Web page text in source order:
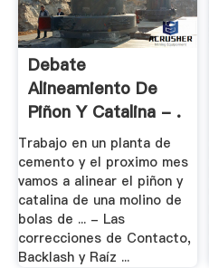
Debate
Alineamiento De
Piñon Y Catalina - .
Trabajo en un planta de
cemento y el proximo mes
vamos a alinear el piñon y
catalina de una molino de
bolas de ... - Las
correcciones de Contacto,
Backlash y Raíz ...